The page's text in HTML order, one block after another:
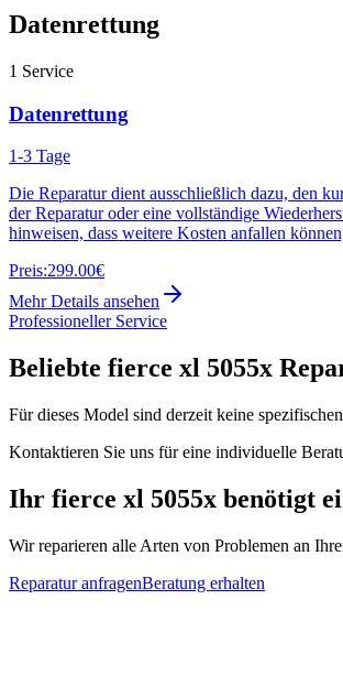
Datenrettung
1 Service
Datenrettung
1-3 Tage
Die Reparatur dient ausschließlich dazu, den
der Reparatur oder eine vollständige
hinweisen, dass weitere Kosten anfallen
Preis:299.00€
Mehr Details ansehen
Professioneller Service
Beliebte fierce xl 5055x
Für dieses Model sind derzeit keine
Kontaktieren Sie uns für eine individuelle
Ihr fierce xl 5055x benötigt
Wir reparieren alle Arten von Problemen an
Reparatur anfragenBeratung erhalten